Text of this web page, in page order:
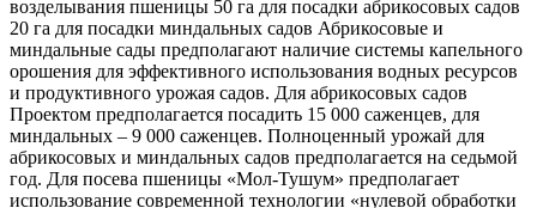
возделывания пшеницы 50 га для посадки абрикосовых садов
20 га для посадки миндальных садов Абрикосовые и
миндальные сады предполагают наличие системы капельного
орошения для эффективного использования водных ресурсов
и продуктивного урожая садов. Для абрикосовых садов
Проектом предполагается посадить 15 000 саженцев, для
миндальных – 9 000 саженцев. Полноценный урожай для
абрикосовых и миндальных садов предполагается на седьмой
год. Для посева пшеницы «Мол-Тушум» предполагает
использование современной технологии «нулевой обработки